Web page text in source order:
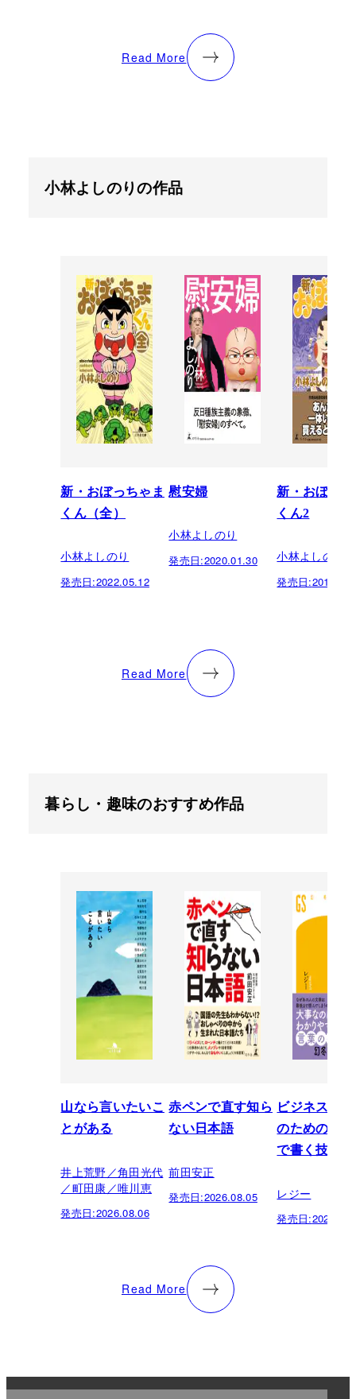
Read More
小林よしのりの作品
新・おぼっちゃま
くん（全）
小林よしのり
発売日:2022.05.12
慰安婦
小林よしのり
発売日:2020.01.30
新・おぼっ
くん2
小林よしのり
発売日:
Read More
暮らし・趣味のおすすめ作品
山なら言いたいこ
とがある
井上荒野／角田光代
／町田康／唯川恵
発売日:2026.08.06
赤ペンで直す知ら
ない日本語
前田安正
発売日:2026.08.05
ビジネスパ
のための「
で書く技術
レジー
発売日:
Read More